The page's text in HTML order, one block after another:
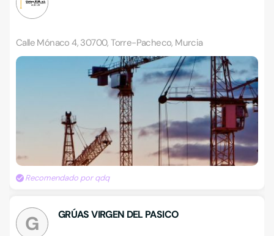
Calle Mónaco 4, 30700, Torre-Pacheco, Murcia
Recomendado por qdq
G GRÚAS VIRGEN DEL PASICO